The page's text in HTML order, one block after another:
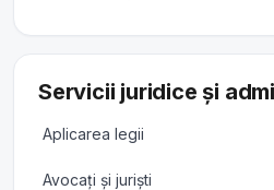
Servicii juridice și
Aplicarea legii
Avocați și juriști